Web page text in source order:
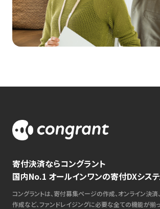
寄付決済ならコングラント
国内No.1 オールインワンの寄付DXシス
コングラントは、寄付募集ページの作成、オンライン決
作成など、ファンドレイジングに必要な全ての機能が揃